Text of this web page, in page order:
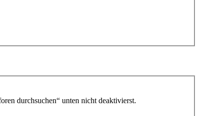
durchsuchen“ unten nicht deaktivierst.